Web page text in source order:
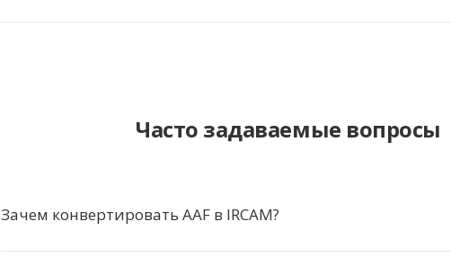
Часто задаваемые вопросы
Зачем конвертировать AAF в IRCAM?